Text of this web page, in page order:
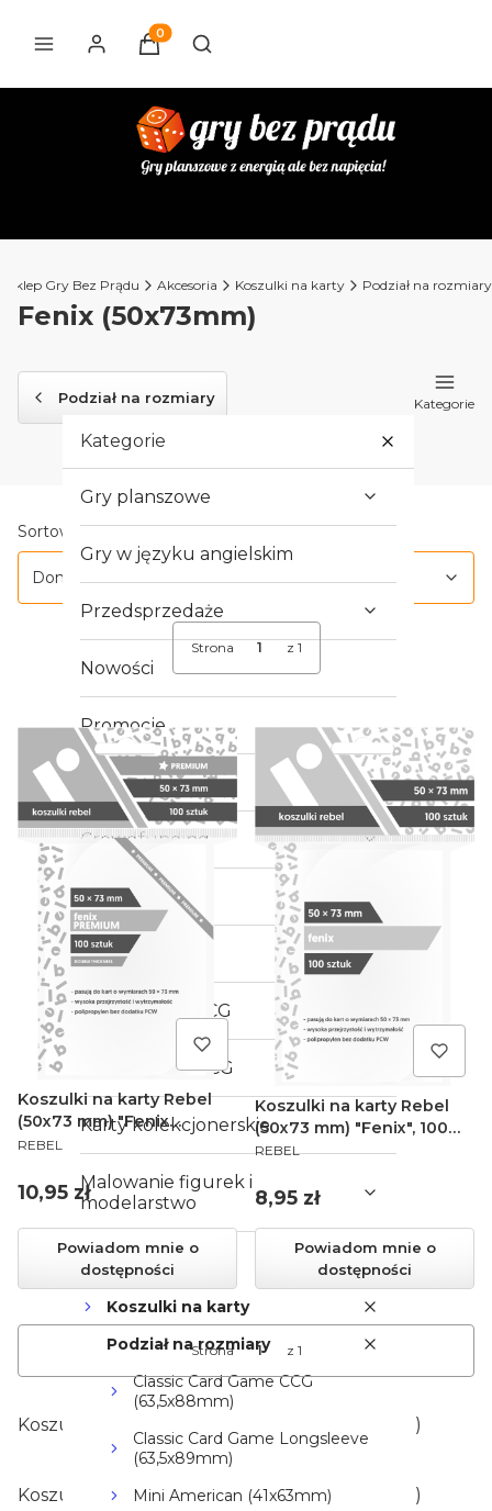
Produkty w koszyku: 0. Zobacz szczegóły
Otwórz wyszukiwarkę
Sklep Gry Bez Prądu Akcesoria Koszulki na karty Podział na rozmiary
Fenix (50x73mm)
Podział na rozmiary Kategorie
Kategorie
Gry planszowe
Gry w języku angielskim
Przedsprzedaże
Nowości
Promocje
Outlet
Crowdfunding
Gry RPG
Gry bitewne
Gry karciane LCG
Gry karciane TCG
Karty kolekcjonerskie
Malowanie figurek i
modelarstwo
Akcesoria
Koszulki na karty
Podział na rozmiary
Classic Card Game CCG
(63,5x88mm)
Classic Card Game Longsleeve
(63,5x89mm)
Mini American (41x63mm)
Lista produktów
Sortowanie:Domyślne
Domyślne
Strona z 1
Koszulki na karty Rebel
(50x73 mm) "Fenix
Premium", 100 sztuk
PRODUCENT
REBEL
Cena
10,95 zł
Powiadom mnie o
dostępności
Koszulki na karty Rebel
(50x73 mm) "Fenix", 100
sztuk
PRODUCENT
REBEL
Cena
8,95 zł
Powiadom mnie o
dostępności
Strona z 1
Koszulki na karty o formacie Fenix (50x73mm)
Koszulki na karty o formacie Fenix (50x73mm)